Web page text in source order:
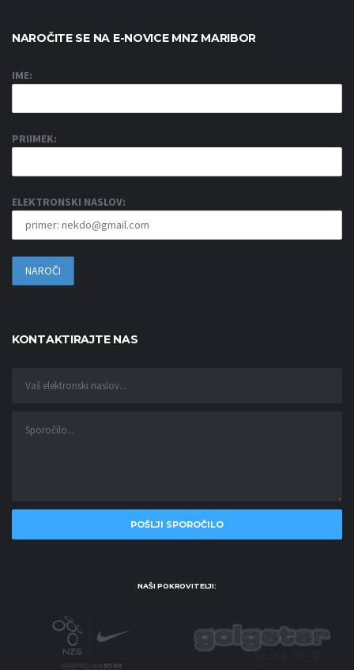
NAROČITE SE NA E-NOVICE MNZ MARIBOR
IME:
PRIIMEK:
ELEKTRONSKI NASLOV:
KONTAKTIRAJTE NAS
NAŠI POKROVITELJI: